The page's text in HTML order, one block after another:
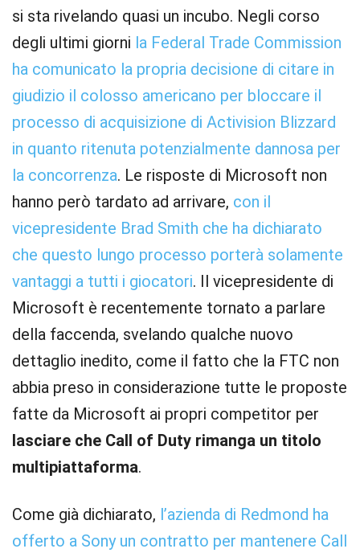
si sta rivelando quasi un incubo. Negli corso
degli ultimi giorni la Federal Trade Commission
ha comunicato la propria decisione di citare in
giudizio il colosso americano per bloccare il
processo di acquisizione di Activision Blizzard
in quanto ritenuta potenzialmente dannosa per
la concorrenza. Le risposte di Microsoft non
hanno però tardato ad arrivare, con il
vicepresidente Brad Smith che ha dichiarato
che questo lungo processo porterà solamente
vantaggi a tutti i giocatori. Il vicepresidente di
Microsoft è recentemente tornato a parlare
della faccenda, svelando qualche nuovo
dettaglio inedito, come il fatto che la FTC non
abbia preso in considerazione tutte le proposte
fatte da Microsoft ai propri competitor per
lasciare che Call of Duty rimanga un titolo
multipiattaforma.
Come già dichiarato, l’azienda di Redmond ha
offerto a Sony un contratto per mantenere Call